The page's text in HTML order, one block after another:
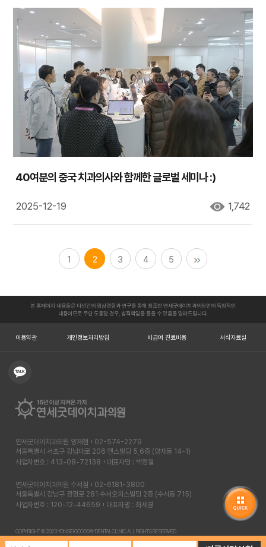
40여분의 중국 치과의사와 함께한 글로벌 세미나 :)
2025-12-19 1,742
1 2 3 4 5
본 홈페이지 내용들은 다년간의 임상경험과 연구를 통해 창조한 연세굿데이치과의원만의 독창적인
내용이므로 무단 도용할 경우, 법적책임을 물을 수 있음을 알려드립니다.
이용약관 개인정보처리방침 비급여 진료비용 서식자료실
연세굿데이치과의원 양재점
02-574-2279
서울특별시 서초구 강남대로 206 엔스빌딩 5,6층 (양재동 14-1)
사업자번호 : 413-08-72138
대표자명 : 박정철
연세굿데이치과의원 수서점
02-6181-3800
서울특별시 강남구 광평로 281 수서오피스빌딩 2층 (수서동 715)
사업자번호 : 120-12-44659
대표자명 : 최세경
COPYRIGHT © 2023. YONSEI GOODDAY DENTAL CLINIC. ALL RIGHTS RESERVED.